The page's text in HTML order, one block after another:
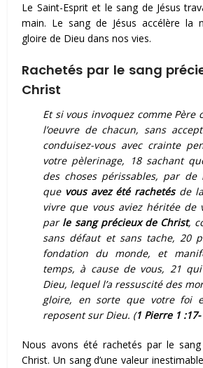
Le Saint-Esprit et le sang de Jésus
main. Le sang de Jésus accélère la
gloire de Dieu dans nos vies.
Rachetés par le sang
Christ
Et si vous invoquez comme Père
l’oeuvre de chacun, sans
conduisez-vous avec crainte
votre pèlerinage, 18 sachant
des choses périssables, par de
que vous avez été rachetésde la
vivre que vous aviez héritée de
par le sang précieux de Christ,
sans défaut et sans tache, 20
fondation du monde, et
temps, à cause de vous, 21
Dieu, lequel l’a ressuscité des
gloire, en sorte que votre foi
reposent sur Dieu. (1 Pierre 1
Nous avons été rachetés par le sang
Christ. Un sang d’une valeur